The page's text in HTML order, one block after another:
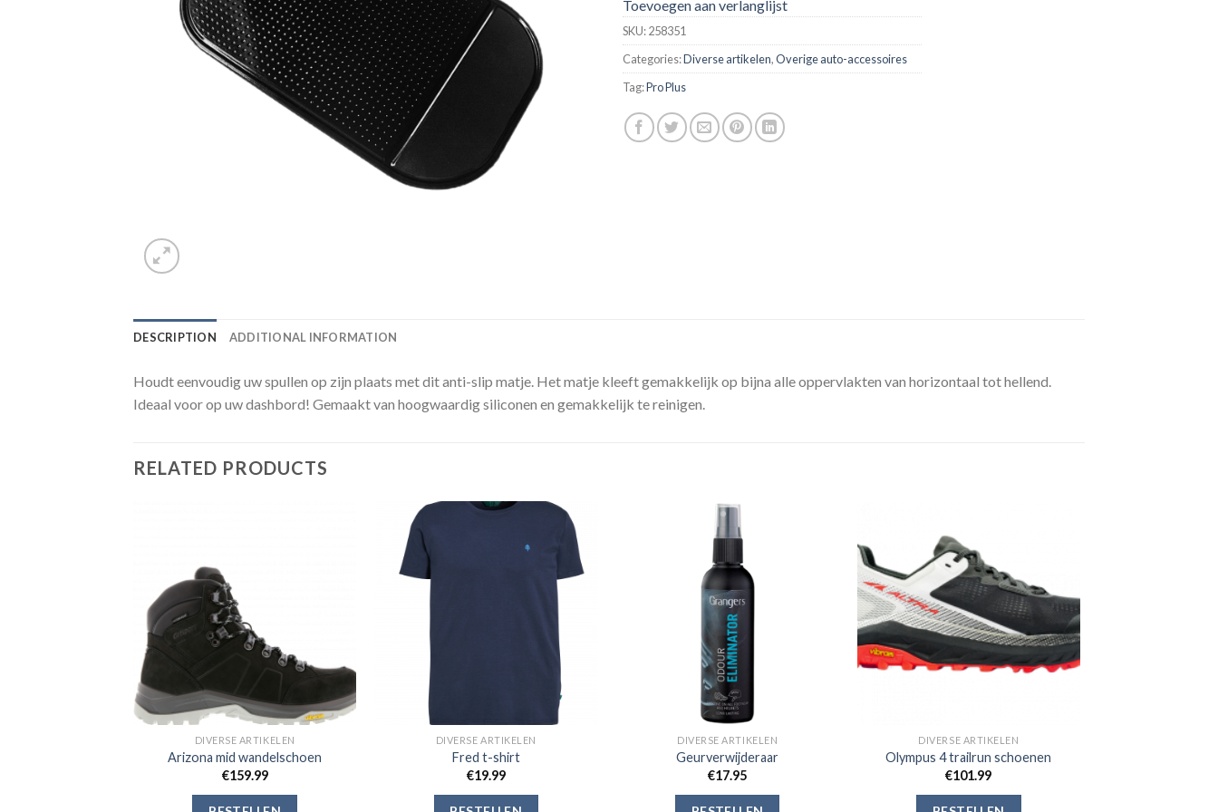
Toevoegen aan verlanglijst
SKU:258351
Categories:Diverse artikelen,Overige auto-accessoires
Tag:Pro Plus
DESCRIPTION ADDITIONAL INFORMATION
Houdt eenvoudig uw spullen op zijn plaats met dit anti-slip matje. Het matje kleeft gemakkelijk op bijna alle oppervlakten van horizontaal tot hellend.
Ideaal voor op uw dashbord! Gemaakt van hoogwaardig siliconen en gemakkelijk te reinigen.
RELATED PRODUCTS
DIVERSE ARTIKELEN
Arizona mid wandelschoen
€159.99
Toevoegen
verlanglijst
DIVERSE ARTIKELEN
Fred t-shirt
€19.99
DIVERSE ARTIKELEN
Geurverwijderaar
€17.95
verlanglijst
DIVERSE ARTIKELEN
Olympus 4 trailrun schoenen
€101.99